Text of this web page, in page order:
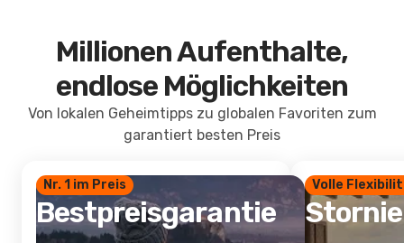
Millionen Aufenthalte,
endlose Möglichkeiten
Von lokalen Geheimtipps zu globalen Favoriten zum
garantiert besten Preis
Nr. 1 im Preis
Bestpreisgarantie
Volle